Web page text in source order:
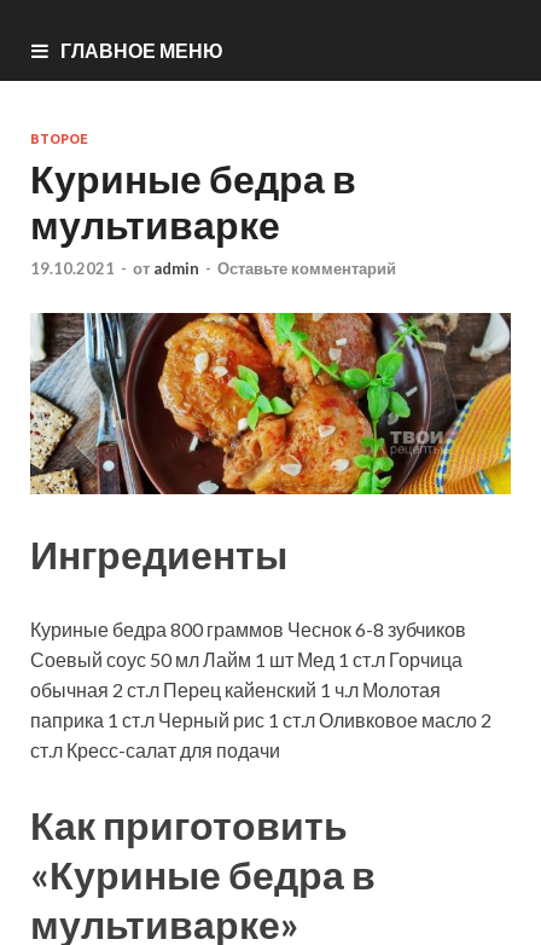
ГЛАВНОЕ МЕНЮ
ВТОРОЕ
Куриные бедра в
мультиварке
19.10.2021 - от admin - Оставьте комментарий
Ингредиенты
Куриные бедра 800 граммов Чеснок6-8 зубчиков
Соевый соус 50 млЛайм 1 шт Мед 1 ст.л Горчица
обычная 2 ст.л Перец кайенский 1 ч.л Молотая
паприка 1 ст.л Черный рис 1 ст.лОливковое масло 2
ст.л Кресс-салат для подачи
Как приготовить
«Куриные бедра в
мультиварке»